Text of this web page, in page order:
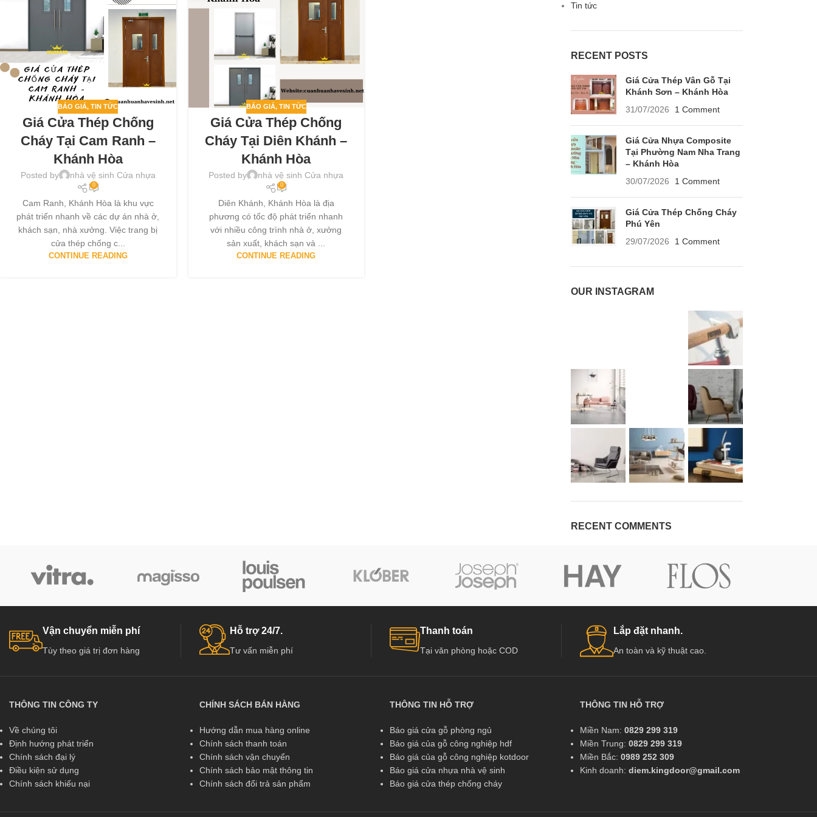
BÁO GIÁ,TIN TỨC
Giá Cửa Thép Chống
Cháy Tại Cam Ranh –
Khánh Hòa
Posted by nhà vệ sinh Cửa nhựa
0
Cam Ranh, Khánh Hòa là khu vực
phát triển nhanh về các dự án nhà ở,
khách sạn, nhà xưởng. Việc trang bị
cửa thép chống c...
CONTINUE READING
BÁO GIÁ, TIN TỨC
Giá Cửa Thép Chống
Cháy Tại Diên Khánh –
Khánh Hòa
Posted by nhà vệ sinh Cửa nhựa
0
Diên Khánh, Khánh Hòa là địa
phương có tốc độ phát triển nhanh
với nhiều công trình nhà ở, xưởng
sản xuất, khách sạn và ...
CONTINUE READING
Tin tức
RECENT POSTS
Giá Cửa Thép Vân Gỗ Tại
Khánh Sơn – Khánh Hòa
31/07/2026
1 Comment
Giá Cửa Nhựa Composite
Tại Phường Nam Nha Trang
– Khánh Hòa
30/07/2026
1 Comment
Giá Cửa Thép Chống Cháy
Phú Yên
29/07/2026
1 Comment
OUR INSTAGRAM
RECENT COMMENTS
Vận chuyển miễn phí
Tùy theo giá trị đơn hàng
Hỗ trợ 24/7.
Tư vấn miễn phí
Thanh toán
Tại văn phòng hoặc COD
Lắp đặt nhanh.
An toàn và kỹ thuật cao.
THÔNG TIN CÔNG TY
Về chúng tôi
Định hướng phát triển
Chính sách đại lý
Điều kiện sử dụng
Chính sách khiếu nại
CHÍNH SÁCH BÁN HÀNG
Hướng dẫn mua hàng online
Chính sách thanh toán
Chính sách vận chuyển
Chính sách bảo mật thông tin
Chính sách đổi trả sản phẩm
THÔNG TIN HỖ TRỢ
Báo giá cửa gỗ phòng ngủ
Báo giá của gỗ công nghiệp hdf
Báo giá của gỗ công nghiệp kotdoor
Báo giá cửa nhựa nhà vệ sinh
Báo giá cửa thép chống cháy
THÔNG TIN HỖ TRỢ
Miền Nam: 0829 299 319
Miền Trung: 0829 299 319
Miền Bắc: 0989 252 309
Kinh doanh: diem.kingdoor@gmail.com